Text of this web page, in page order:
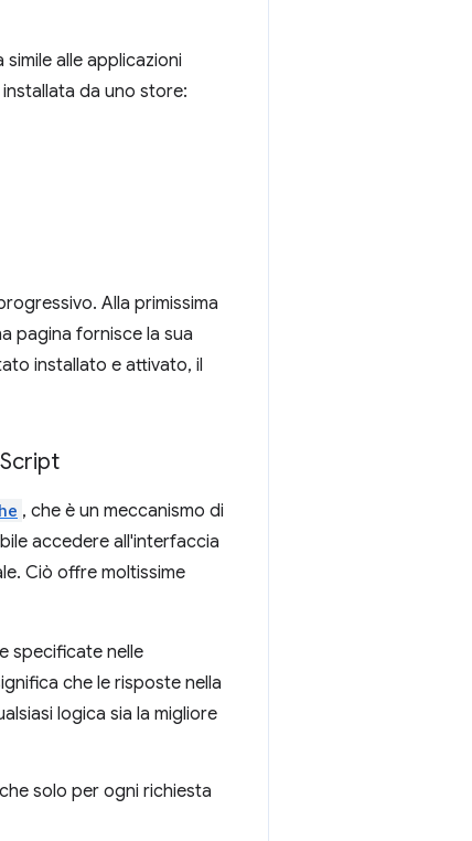
alle applicazioni
da uno store:
Alla primissima
pagina fornisce la sua
installato e attivato, il
Script
, che è un meccanismo di
accedere all'interfaccia
Ciò offre moltissime
specificate nelle
che le risposte nella
logica sia la migliore
solo per ogni richiesta